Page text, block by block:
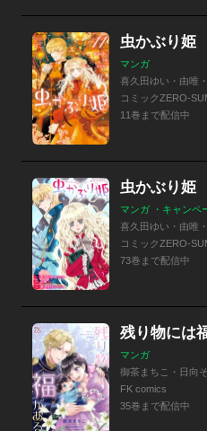
虫かぶり姫
マンガ
喜久田ゆい・由唯
コミックZERO-
11巻まで配信中
虫かぶり姫
マンガ ・キャンペ
喜久田ゆい・由唯
コミックZERO-
73巻まで配信中
残り物には
マンガ
御茶まちこ・日向
FK comics
35巻まで配信中